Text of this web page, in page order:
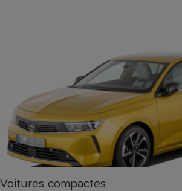
Voitures compactes